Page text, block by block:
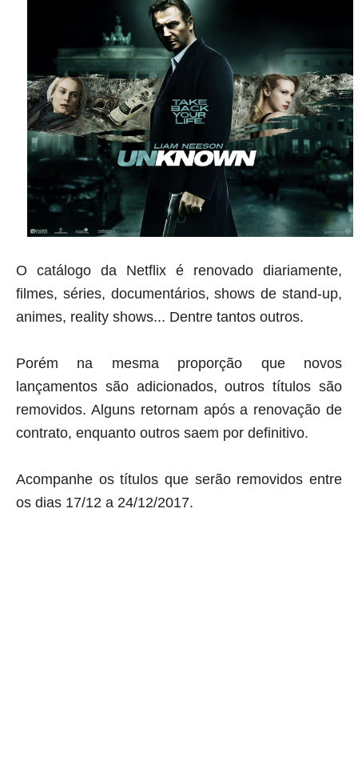
O catálogo da Netflix é renovado diariamente,
filmes, séries, documentários, shows de stand-up,
animes, reality shows... Dentre tantos outros.
Porém na mesma proporção que novos
lançamentos são adicionados, outros títulos são
removidos. Alguns retornam após a renovação de
contrato, enquanto outros saem por definitivo.
Acompanhe os títulos que serão removidos entre
os dias 17/12 a 24/12/2017.